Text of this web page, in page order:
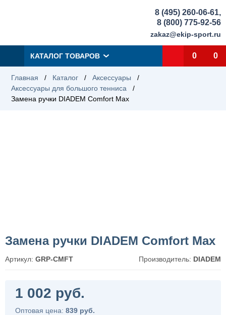
8 (495) 260-06-61,
8 (800) 775-92-56
zakaz@ekip-sport.ru
КАТАЛОГ ТОВАРОВ 0 0
Главная / Каталог / Аксессуары
/
Аксессуары для большого тенниса
/
Замена ручки DIADEM Comfort Max
Замена ручки DIADEM Comfort Max
Артикул: GRP-CMFT Производитель: DIADEM
1 002 руб.
Оптовая цена: 839 руб.